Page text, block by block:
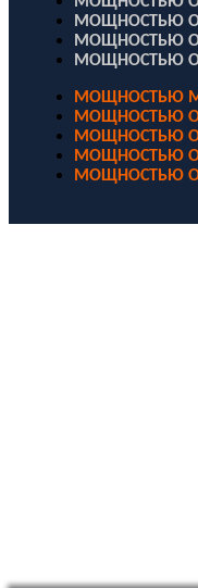
МОЩНОСТЬЮ
МОЩНОСТЬЮ
МОЩНОСТЬЮ
МОЩНОСТЬЮ
МОЩНОСТЬЮ
МОЩНОСТЬЮ
МОЩНОСТЬЮ
МОЩНОСТЬЮ